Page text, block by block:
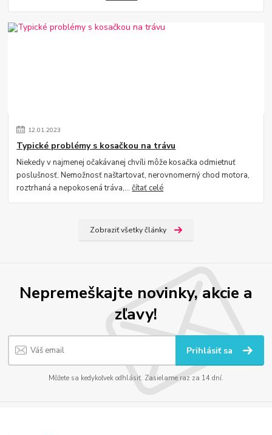
12.01.2023
Typické problémy s kosačkou na trávu
Niekedy v najmenej očakávanej chvíli môže kosačka odmietnuť
poslušnosť. Nemožnosť naštartovať, nerovnomerný chod motora,
roztrhaná a nepokosená tráva,...čítať celé
Zobraziť všetky články
Nepremeškajte novinky, akcie a
zľavy!
Prihlásiť sa
Môžete sa kedykoľvek odhlásiť. Zasielame raz za 14 dní.